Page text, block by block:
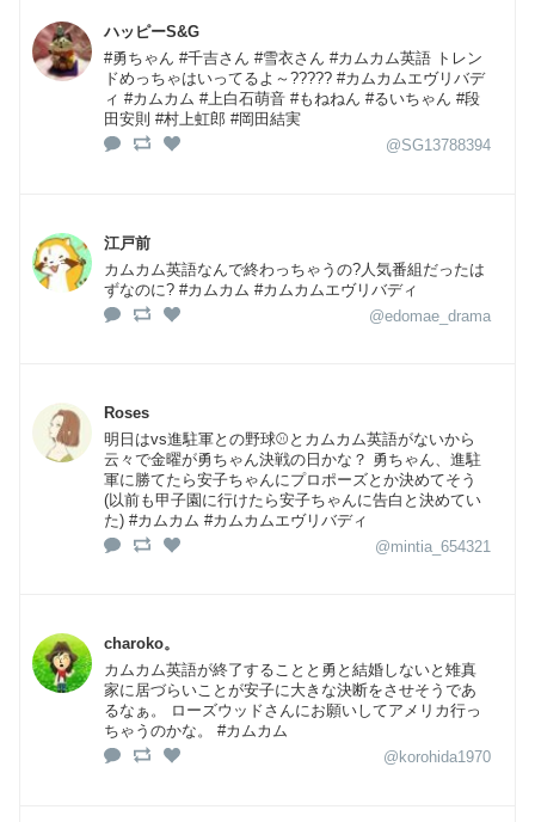
ハッピーS&G
#勇ちゃん #千吉さん #雪衣さん #カムカム英語 トレン
ドめっちゃはいってるよ～????? #カムカムエヴリバデ
ィ #カムカム #上白石萌音 #もねねん #るいちゃん #段
田安則 #村上虹郎 #岡田結実
@SG13788394
江戸前
カムカム英語なんで終わっちゃうの?人気番組だったは
ずなのに? #カムカム #カムカムエヴリバディ
@edomae_drama
Roses
明日はvs進駐軍との野球⚾とカムカム英語がないから
云々で金曜が勇ちゃん決戦の日かな？ 勇ちゃん、進駐
軍に勝てたら安子ちゃんにプロポーズとか決めてそう
(以前も甲子園に行けたら安子ちゃんに告白と決めてい
た) #カムカム #カムカムエヴリバディ
@mintia_654321
charoko。
カムカム英語が終了することと勇と結婚しないと雉真
家に居づらいことが安子に大きな決断をさせそうであ
るなぁ。 ローズウッドさんにお願いしてアメリカ行っ
ちゃうのかな。 #カムカム
@korohida1970